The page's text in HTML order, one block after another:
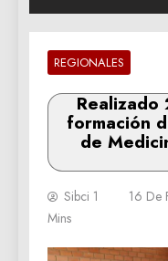
REGIONALES
formación
de
Sibci 1 16 De
Mins